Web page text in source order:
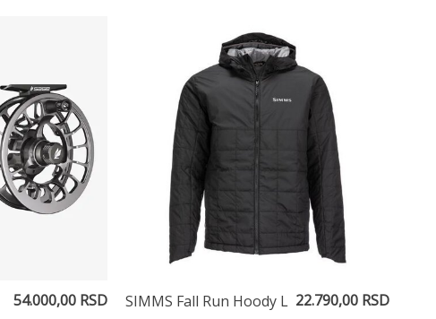
54.000,00 RSD SIMMS Fall Run Hoody L 22.790,00 RSD